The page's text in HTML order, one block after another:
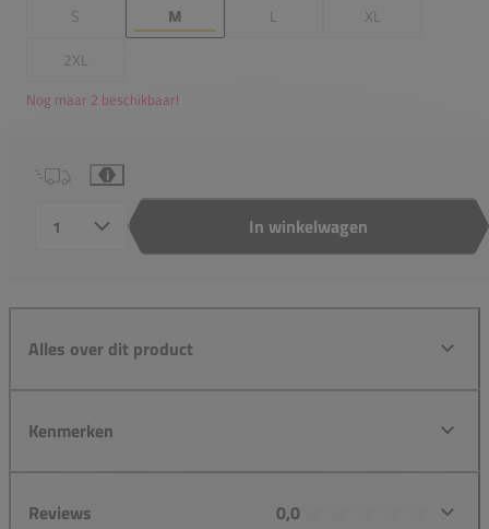
S M L
XL
2XL
Nog maar 2 beschikbaar!
i
In winkelwagen
Alles over dit product
Kenmerken
Reviews 0,0